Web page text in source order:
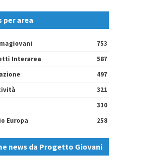
per area
753
Interarea
587
497
321
310
Europa
258
news da Progetto Giovani